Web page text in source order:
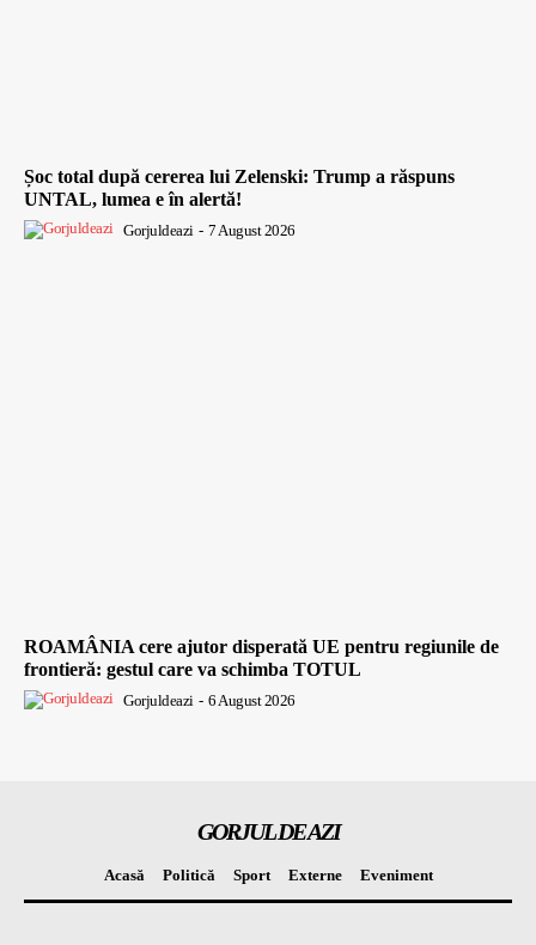
Șoc total după cererea lui Zelenski: Trump a răspuns
UNTAL, lumea e în alertă!
Gorjuldeazi - 7 August 2026
ROAMÂNIA cere ajutor disperată UE pentru regiunile de
frontieră: gestul care va schimba TOTUL
Gorjuldeazi - 6 August 2026
GORJUL DE AZI
Acasă Politică Sport Externe Eveniment